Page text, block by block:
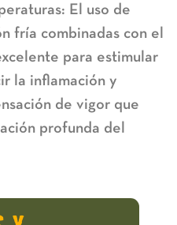
El uso de
fría combinadas con el
para estimular
la inflamación y
de vigor que
profunda del